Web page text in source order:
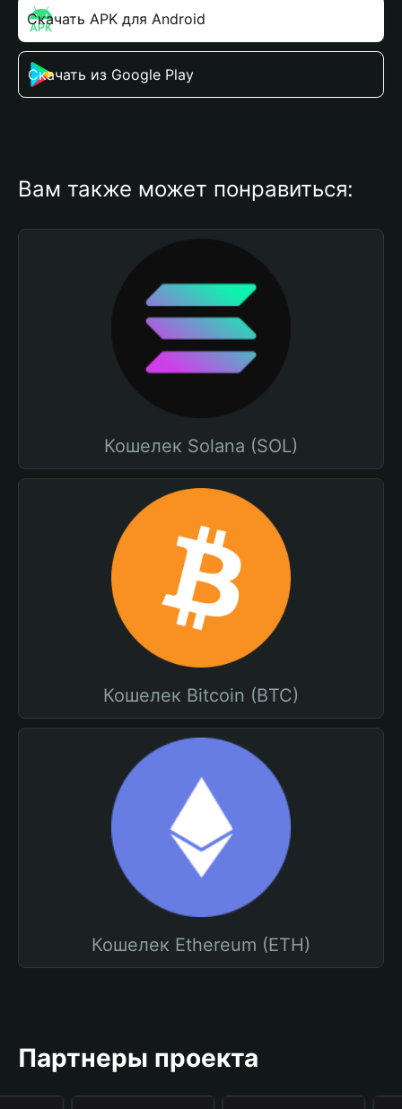
Скачать APK для Android
Скачать из Google Play
Вам также может понравиться:
Кошелек Solana (SOL)
Кошелек Bitcoin (BTC)
Кошелек Ethereum (ETH)
Партнеры проекта